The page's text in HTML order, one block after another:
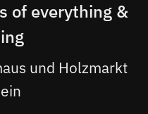
of everything &
und Holzmarkt